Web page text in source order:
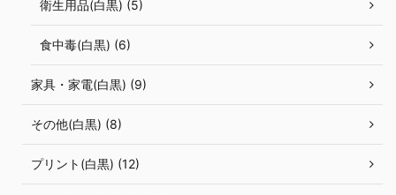
衛生用品(白黒) (5)
食中毒(白黒) (6)
家具・家電(白黒) (9)
その他(白黒) (8)
プリント(白黒) (12)